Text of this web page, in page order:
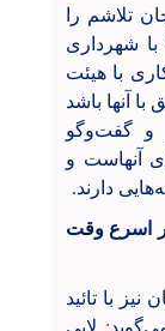
تلاشم را
شهرداری
با هیئت
آنها باشد
و گفت‌وگو
آنهاست و
دارند.
اسرع وقت
با تائید